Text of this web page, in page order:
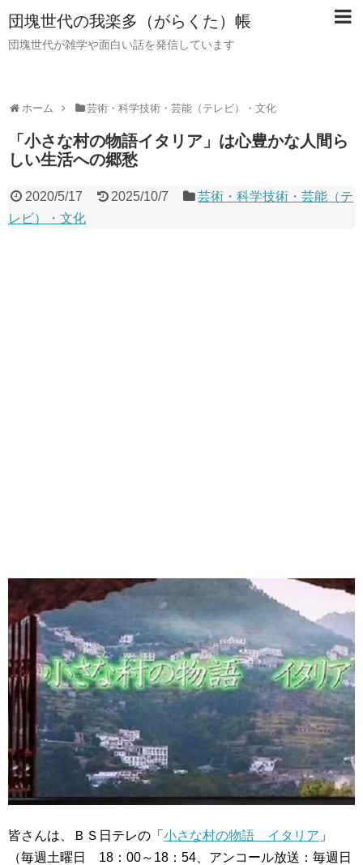
団塊世代の我楽多（がらくた）帳
団塊世代が雑学や面白い話を発信しています
ホーム 芸術・科学技術・芸能（テレビ）・文化
「小さな村の物語イタリア」は心豊かな人間ら
しい生活への郷愁
2020/5/17 2025/10/7
芸術・科学技術・芸能（テ
レビ）・文化
皆さんは、ＢＳ日テレの「 小さな村の物語 イタリア 」
（毎週土曜日 18：00～18：54、アンコール放送：毎週日